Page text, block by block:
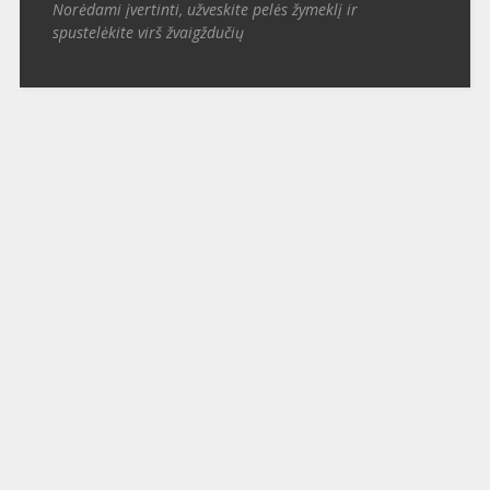
Norėdami įvertinti, užveskite pelės žymeklį ir
spustelėkite virš žvaigždučių